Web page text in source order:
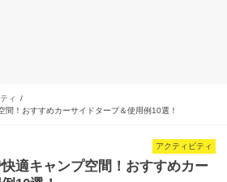
ィ
間！おすすめカーサイドタープ＆使用例10選！
アクティビティ
適キャンプ空間！おすすめカー